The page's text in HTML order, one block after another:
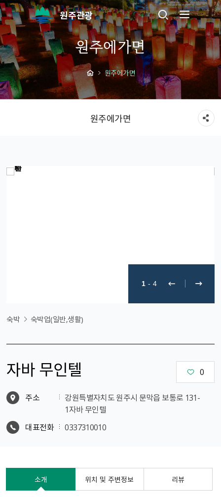
원주관광
원주에가면
원주에가면
원주에가면
1 - 4
숙박 숙박업(일반,생활)
자바 무인텔 0
주소
강원특별자치도 원주시 문막읍 보통로 131-
1자바 무인텔
대표전화
0337310010
소개 위치 및 주변정보 리뷰